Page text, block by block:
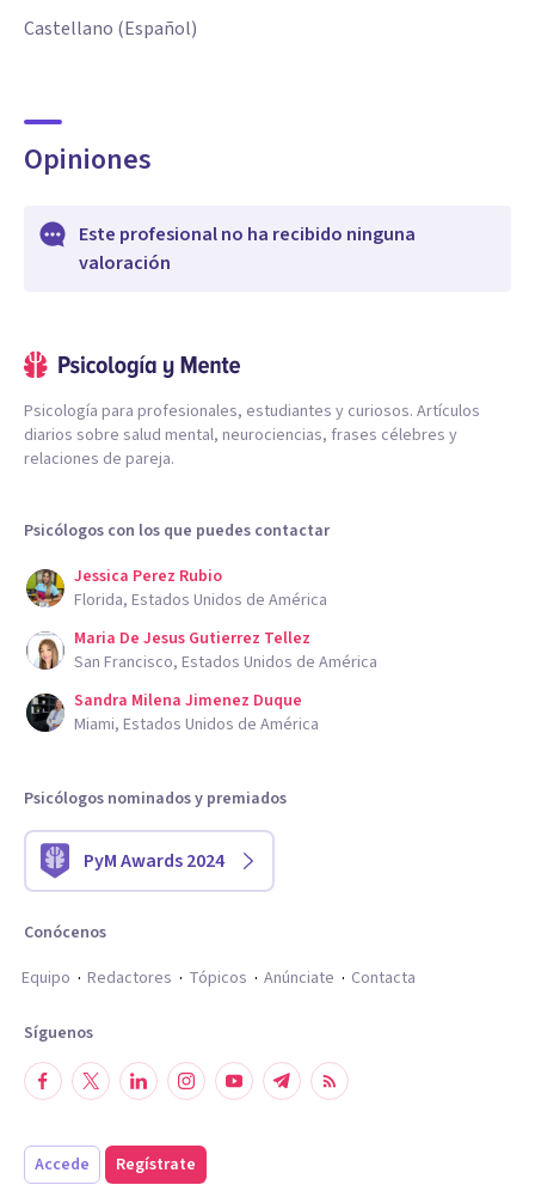
Castellano (Español)
Opiniones
Este profesional no ha recibido ninguna
valoración
Psicología para profesionales, estudiantes y curiosos. Artículos
diarios sobre salud mental, neurociencias, frases célebres y
relaciones de pareja.
Psicólogos con los que puedes contactar
Jessica Perez Rubio
Florida, Estados Unidos de América
Maria De Jesus Gutierrez Tellez
San Francisco, Estados Unidos de América
Sandra Milena Jimenez Duque
Miami, Estados Unidos de América
Psicólogos nominados y premiados
PyM Awards 2024
Conócenos
Equipo
Redactores Tópicos Anúnciate Contacta
Síguenos
Accede Regístrate